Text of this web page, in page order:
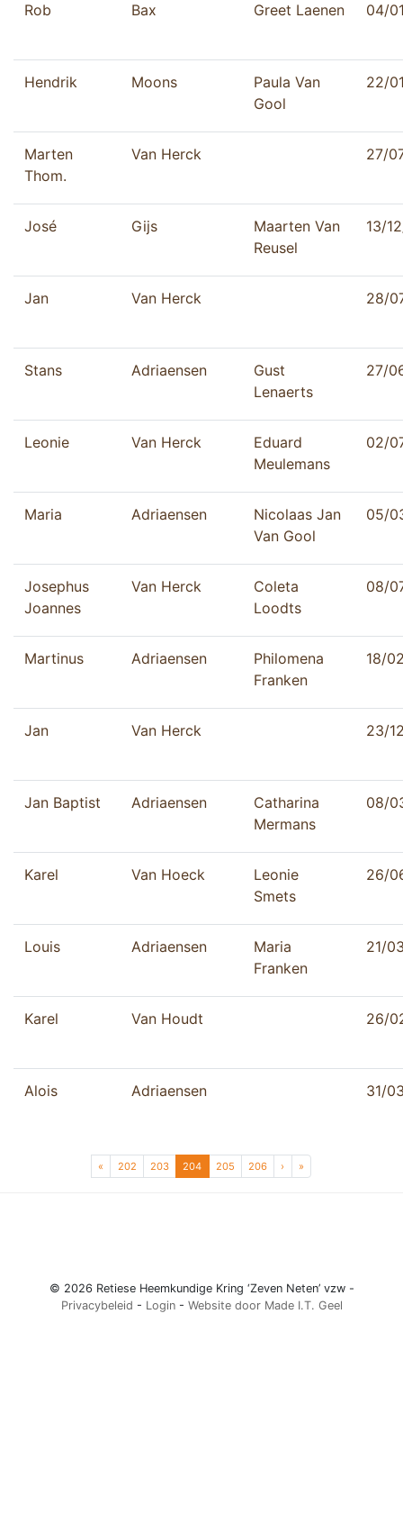
Rob Bax Greet Laenen 04/
Hendrik Moons
Paula Van
Gool
22/
Marten
Thom.
Van Herck 27/
José Gijs
Maarten Van
Reusel
13/
Jan Van Herck 28/
Stans Adriaensen
Gust
Lenaerts
27/
Leonie Van Herck
Eduard
Meulemans
02/
Maria Adriaensen
Nicolaas Jan
Van Gool
05/
Josephus
Joannes
Van Herck
Coleta
Loodts
08/
Martinus Adriaensen
Philomena
Franken
18/
Jan Van Herck 23/
Jan Baptist Adriaensen
Catharina
Mermans
08/
Karel Van Hoeck
Leonie
Smets
26/
Louis Adriaensen
Maria
Franken
21/
Karel Van Houdt 26/
Alois Adriaensen 31/
Page navigation
« Page
202 Page
203 Current Page
204 Page
205 Page
206 › »
© 2026 Retiese Heemkundige Kring ‘Zeven Neten’ vzw -
Privacybeleid - Login- Website door Made I.T. Geel